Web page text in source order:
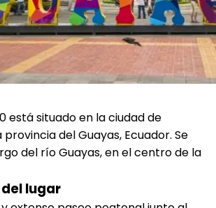
está situado en la ciudad de
provincia del Guayas, Ecuador. Se
del río Guayas, en el centro de la
lugar